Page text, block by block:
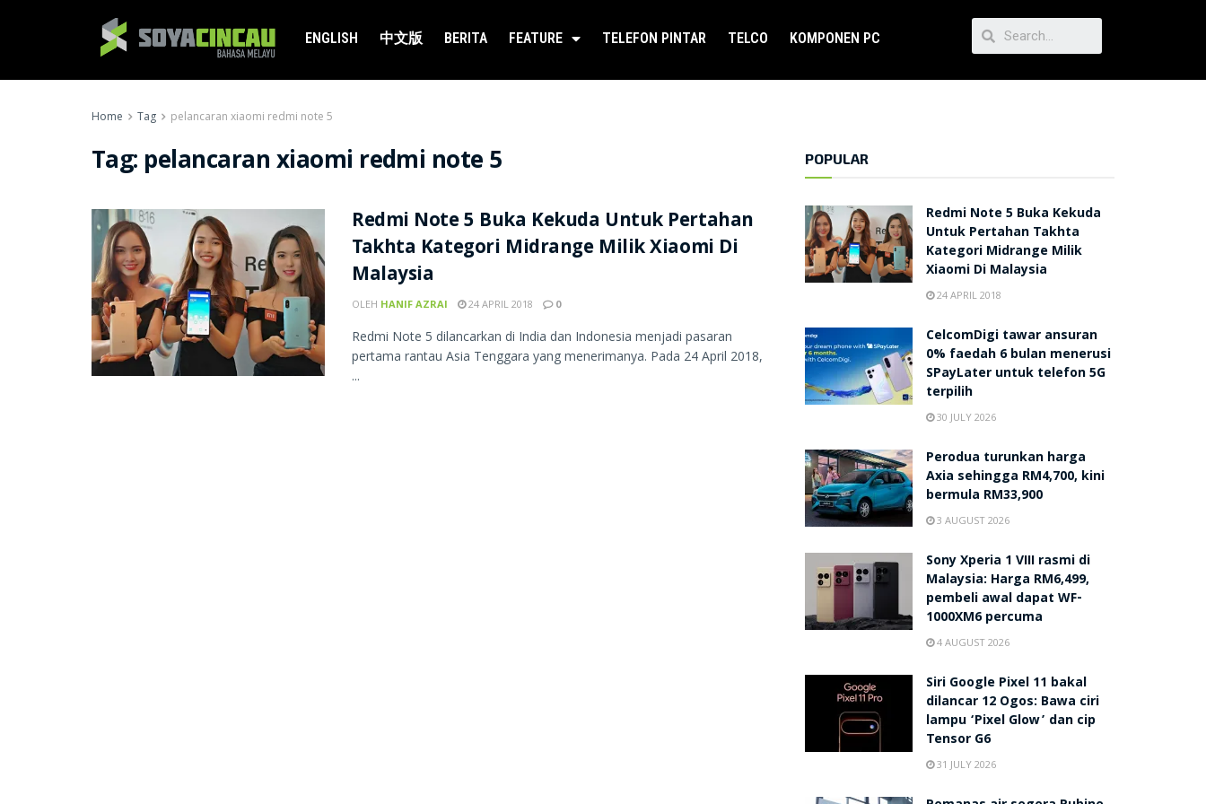
ENGLISH 中文版 BERITA FEATURE TELEFON PINTAR TELCO KOMPONEN PC
Home Tag pelancaran xiaomi redmi note 5
Tag: pelancaran xiaomi redmi note 5
Redmi Note 5 Buka Kekuda Untuk Pertahan
Takhta Kategori Midrange Milik Xiaomi Di
Malaysia
OLEH HANIF AZRAI 24 APRIL 2018 0
Redmi Note 5 dilancarkan di India dan Indonesia menjadi pasaran
pertama rantau Asia Tenggara yang menerimanya. Pada 24 April 2018,
...
POPULAR
Redmi Note 5 Buka Kekuda
Untuk Pertahan Takhta
Kategori Midrange Milik
Xiaomi Di Malaysia
24 APRIL 2018
CelcomDigi tawar ansuran
0% faedah 6 bulan menerusi
SPayLater untuk telefon 5G
terpilih
30 JULY 2026
Perodua turunkan harga
Axia sehingga RM4,700, kini
bermula RM33,900
3 AUGUST 2026
Sony Xperia 1 VIII rasmi di
Malaysia: Harga RM6,499,
pembeli awal dapat WF-
1000XM6 percuma
4 AUGUST 2026
Siri Google Pixel 11 bakal
dilancar 12 Ogos: Bawa ciri
lampu ‘Pixel Glow’ dan cip
Tensor G6
31 JULY 2026